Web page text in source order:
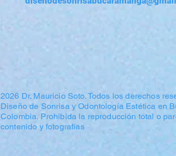
2026 Dr. Mauricio Soto. Todos los derechos
Diseño de Sonrisa y Odontología Estética en
Colombia. Prohibida la reproducción total o
contenido y fotografías